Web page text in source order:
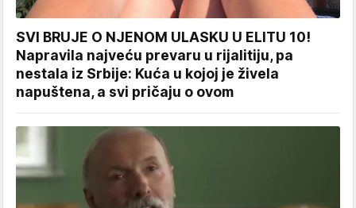
SVI BRUJE O NJENOM ULASKU U ELITU 10!
Napravila najveću prevaru u rijalitiju, pa
nestala iz Srbije: Kuća u kojoj je živela
napuštena, a svi pričaju o ovom